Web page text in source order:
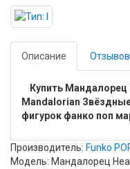
Описание
Купить Мандалорец
Mandalorian
фигурок фанко поп
Производитель: Funko
Модель: Мандалорец